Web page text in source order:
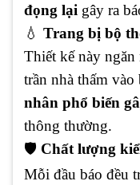
đọng lại gây ra
💧 Trang bị bộ
Thiết kế này
trần nhà thấm
nhân phổ biến
thông thường.
🛡️ Chất lượng
Mỗi đầu báo đều